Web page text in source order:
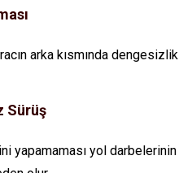
arka kısmında dengesizlik
Sürüş
yapamaması yol darbelerinin